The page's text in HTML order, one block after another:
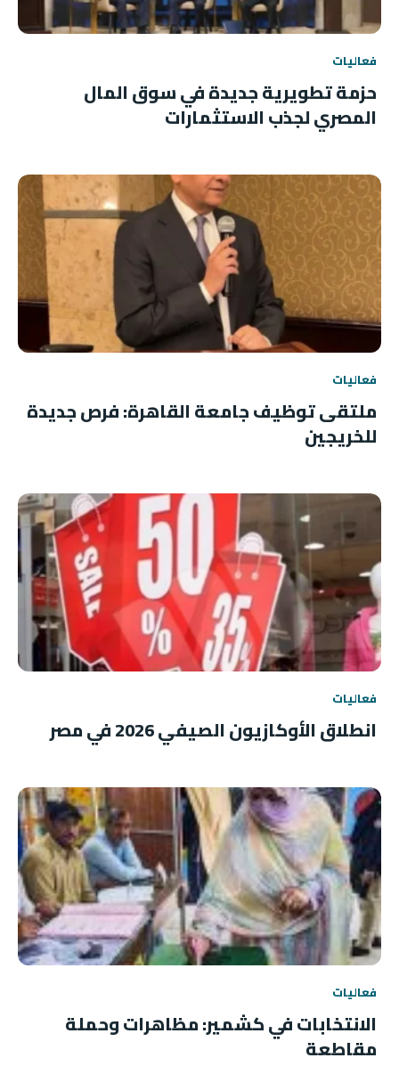
فعاليات
حزمة تطويرية جديدة في سوق المال
المصري لجذب الاستثمارات
فعاليات
ملتقى توظيف جامعة القاهرة: فرص جديدة
للخريجين
فعاليات
انطلاق الأوكازيون الصيفي 2026 في مصر
فعاليات
الانتخابات في كشمير: مظاهرات وحملة
مقاطعة